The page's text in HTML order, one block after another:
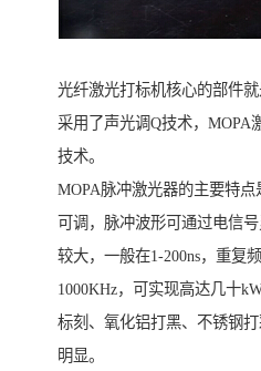
光纤激光打标机核心的部件
采用了声光调Q技术，MOPA
技术。
MOPA脉冲激光器的主要特
可调，脉冲波形可通过电信
较大，一般在1-200ns，重复
1000KHz，可实现高达几十
标刻、氧化铝打黑、不锈钢
明显。